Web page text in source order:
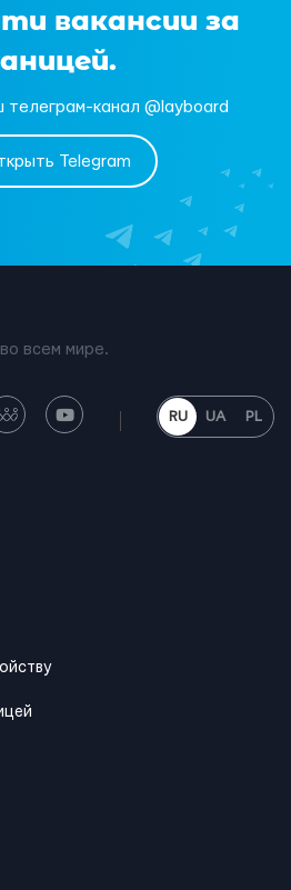
вакансии за
телеграм-канал @layboard
Telegram
всем мире.
RU UA PL